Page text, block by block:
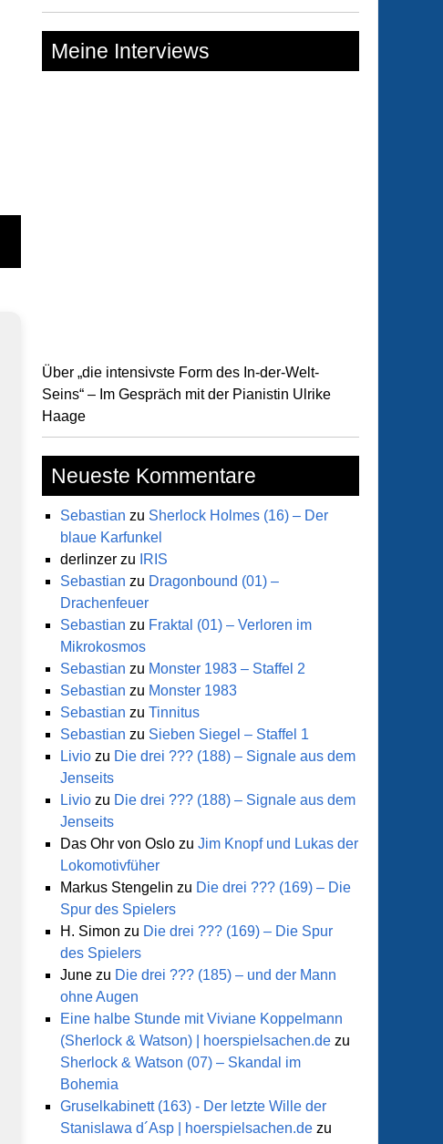
Meine Interviews
Über „die intensivste Form des In-der-Welt-
Seins“ – Im Gespräch mit der Pianistin Ulrike
Haage
Neueste Kommentare
Sebastian zu Sherlock Holmes (16) – Der
blaue Karfunkel
derlinzer zu
IRIS
Sebastian zu Dragonbound (01) –
Drachenfeuer
Sebastian zu Fraktal (01) – Verloren im
Mikrokosmos
Sebastian zu Monster 1983 – Staffel 2
Sebastian zu Monster 1983
Sebastian zu Tinnitus
Sebastian zu Sieben Siegel – Staffel 1
Livio zu Die drei ??? (188) – Signale aus dem
Jenseits
Livio zu Die drei ??? (188) – Signale aus dem
Jenseits
Das Ohr von Oslo zu Jim Knopf und Lukas der
Lokomotivfüher
Markus Stengelin zu Die drei ??? (169) – Die
Spur des Spielers
H. Simon zu Die drei ??? (169) – Die Spur
des Spielers
June zu Die drei ??? (185) – und der Mann
ohne Augen
Eine halbe Stunde mit Viviane Koppelmann
(Sherlock & Watson) | hoerspielsachen.de zu
Sherlock & Watson (07) – Skandal im
Bohemia
Gruselkabinett (163) - Der letzte Wille der
Stanislawa d´Asp | hoerspielsachen.de zu